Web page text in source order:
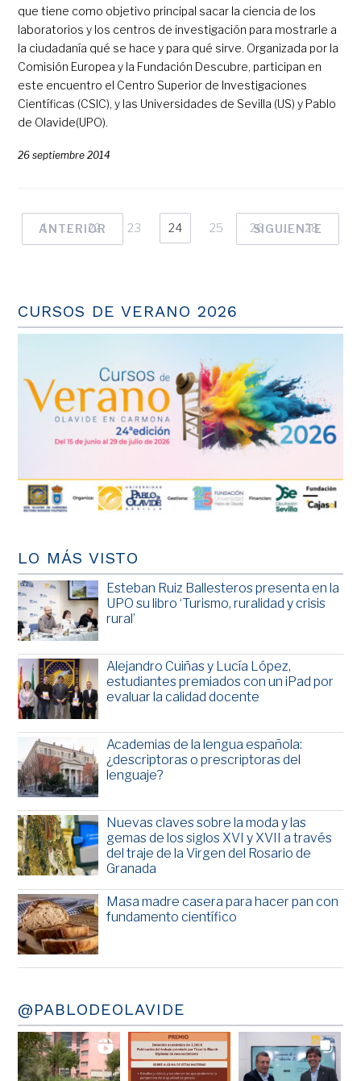
que tiene como objetivo principal sacar la ciencia de los
laboratorios y los centros de investigación para mostrarle a
la ciudadanía qué se hace y para qué sirve. Organizada por la
Comisión Europea y la Fundación Descubre, participan en
este encuentro el Centro Superior de Investigaciones
Científicas (CSIC), y las Universidades de Sevilla (US) y Pablo
de Olavide(UPO).
26 septiembre 2014
ANTERIOR
1 … 22 23 24 25 26 … 28
SIGUIENTE
CURSOS DE VERANO 2026
LO MÁS VISTO
Esteban Ruiz Ballesteros presenta en la
UPO su libro ‘Turismo, ruralidad y crisis
rural’
Alejandro Cuiñas y Lucía López,
estudiantes premiados con un iPad por
evaluar la calidad docente
Academias de la lengua española:
¿descriptoras o prescriptoras del
lenguaje?
Nuevas claves sobre la moda y las
gemas de los siglos XVI y XVII a través
del traje de la Virgen del Rosario de
Granada
Masa madre casera para hacer pan con
fundamento científico
@PABLODEOLAVIDE